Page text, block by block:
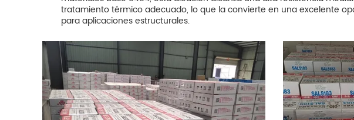
tratamiento térmico adecuado, lo que la convierte en una excelente
para aplicaciones estructurales.